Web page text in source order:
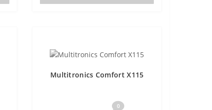
Multitronics Comfort X115
0